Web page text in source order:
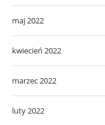
maj 2022
kwiecień 2022
marzec 2022
luty 2022